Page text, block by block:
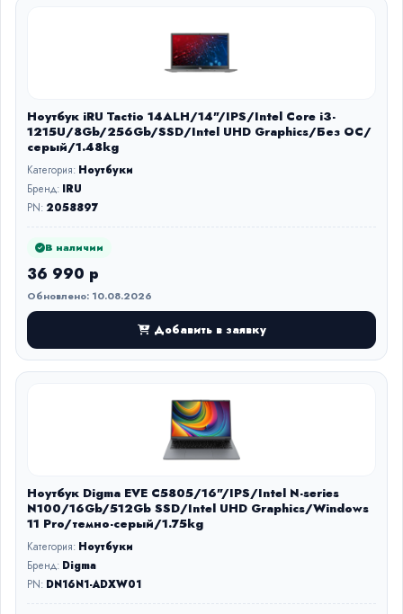
Ноутбук iRU Tactio 14ALH/14"/IPS/Intel Core i3-
1215U/8Gb/256Gb/SSD/Intel UHD Graphics/Без ОС/
серый/1.48kg
Категория: Ноутбуки
Бренд: IRU
PN: 2058897
В наличии
36 990 р
Обновлено: 10.08.2026
Добавить в заявку
Ноутбук Digma EVE C5805/16"/IPS/Intel N-series
N100/16Gb/512Gb SSD/Intel UHD Graphics/Windows
11 Pro/темно-серый/1.75kg
Категория: Ноутбуки
Бренд: Digma
PN: DN16N1-ADXW01